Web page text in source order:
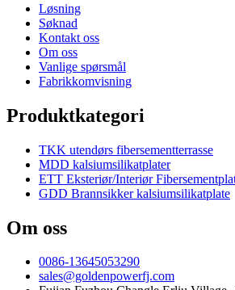
Løsning
Søknad
Kontakt oss
Om oss
Vanlige spørsmål
Fabrikkomvisning
Produktkategori
TKK utendørs fibersementterrasse
MDD kalsiumsilikatplater
ETT Eksteriør/Interiør
GDD Brannsikker kalsiumsilikatplate
Om oss
0086-13645053290
sales@goldenpowerfj.com